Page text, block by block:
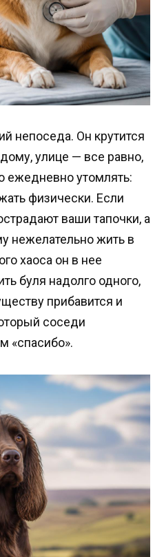
непоседа. Он крутится
улице — все равно,
ежедневно утомлять:
физически. Если
ваши тапочки, а
нежелательно жить в
хаоса он в нее
буля надолго одного,
прибавится и
соседи
«спасибо».